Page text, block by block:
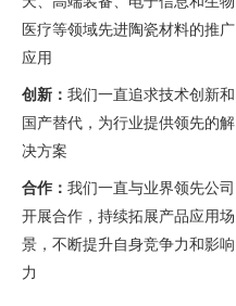
医疗等领域先进陶瓷材料的推广
应用
创新： 我们一直追求技术创新和
国产替代，为行业提供领先的解
决方案
合作： 我们一直与业界领先公司
开展合作，持续拓展产品应用场
景，不断提升自身竞争力和影响
力